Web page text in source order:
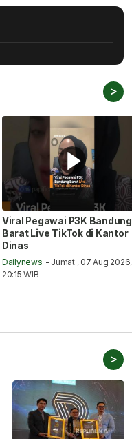
>
Viral Pegawai P3K Bandung
Barat Live TikTok di Kantor
Dinas
Dailynews - Jumat , 07 Aug 2026,
20:15 WIB
>